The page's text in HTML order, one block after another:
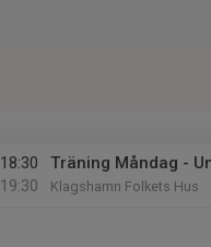
18:30
19:30
Träning Måndag -
Klagshamn Folkets Hus